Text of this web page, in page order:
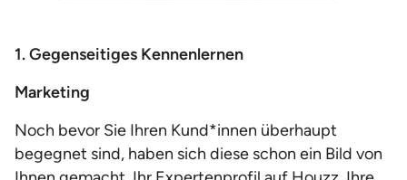
1. Gegenseitiges Kennenlernen
Marketing
Noch bevor Sie Ihren Kund*innen überhaupt
begegnet sind, haben sich diese schon ein Bild von